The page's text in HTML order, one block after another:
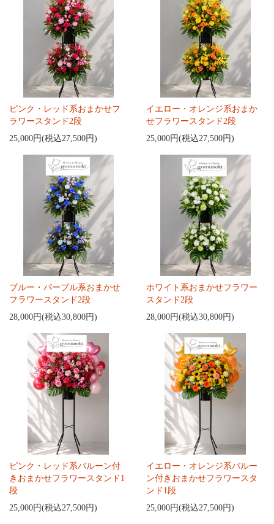
ピンク・レッド系おまかせフ
ラワースタンド2段
25,000円(税込27,500円)
イエロー・オレンジ系おまか
せフラワースタンド2段
25,000円(税込27,500円)
ブルー・パープル系おまかせ
フラワースタンド2段
28,000円(税込30,800円)
ホワイト系おまかせフラワー
スタンド2段
28,000円(税込30,800円)
ピンク・レッド系バルーン付
きおまかせフラワースタンド1
段
25,000円(税込27,500円)
イエロー・オレンジ系バルー
ン付きおまかせフラワースタ
ンド1段
25,000円(税込27,500円)